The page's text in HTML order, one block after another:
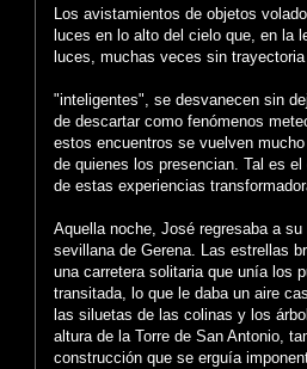
Los avistamientos de objetos
luces en lo alto del cielo que, en la
luces, muchas veces sin
"inteligentes", se desvanecen sin
de descartar como fenómenos
estos encuentros se vuelven
de quienes los presencian. Tal es
de estas experiencias
Aquella noche, José regresaba a
sevillana de Gerena. Las estrellas
una carretera solitaria que unía los
transitada, lo que le daba un aire
las siluetas de las colinas y los
altura de la Torre de San Antonio,
construcción que se erguía